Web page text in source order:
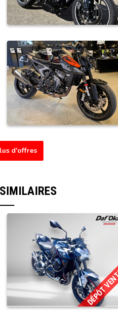
d'offres
DÉPÔT